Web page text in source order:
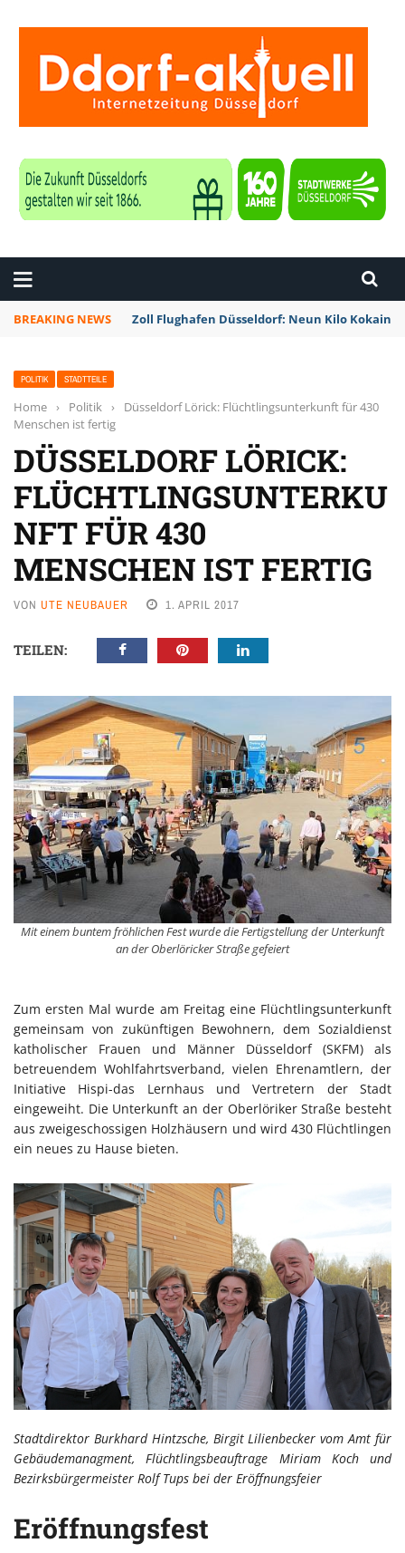
BREAKING NEWS Düsseldorf: Alles was zwei Räder hat ist am
POLITIK STADTTEILE
Home › Politik ›
Düsseldorf Lörick: Flüchtlingsunterkunft für 430
Menschen ist fertig
DÜSSELDORF LÖRICK:
FLÜCHTLINGSUNTERKU
NFT FÜR 430
MENSCHEN IST FERTIG
VON UTE NEUBAUER 1. APRIL 2017
TEILEN:
Mit einem buntem fröhlichen Fest wurde die Fertigstellung der Unterkunft
an der Oberlöricker Straße gefeiert
Zum ersten Mal wurde am Freitag eine Flüchtlingsunterkunft
gemeinsam von zukünftigen Bewohnern, dem Sozialdienst
katholischer Frauen und Männer Düsseldorf (SKFM) als
betreuendem Wohlfahrtsverband, vielen Ehrenamtlern, der
Initiative Hispi-das Lernhaus und Vertretern der Stadt
eingeweiht. Die Unterkunft an der Oberlöriker Straße besteht
aus zweigeschossigen Holzhäusern und wird 430 Flüchtlingen
ein neues zu Hause bieten.
Stadtdirektor Burkhard Hintzsche, Birgit Lilienbecker vom Amt für
Gebäudemanagment, Flüchtlingsbeauftrage Miriam Koch und
Bezirksbürgermeister Rolf Tups bei der Eröffnungsfeier
Eröffnungsfest